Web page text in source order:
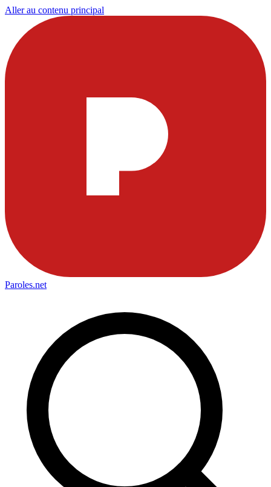
Aller au contenu principal
Paroles.net